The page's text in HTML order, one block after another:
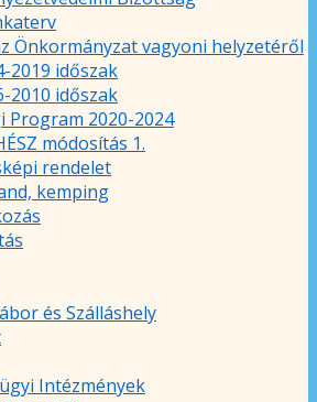
Önkormányzat vagyoni helyzetéről
2019 időszak
2010 időszak
Program 2020-2024
módosítás 1.
rendelet
kemping
és Szálláshely
Intézmények